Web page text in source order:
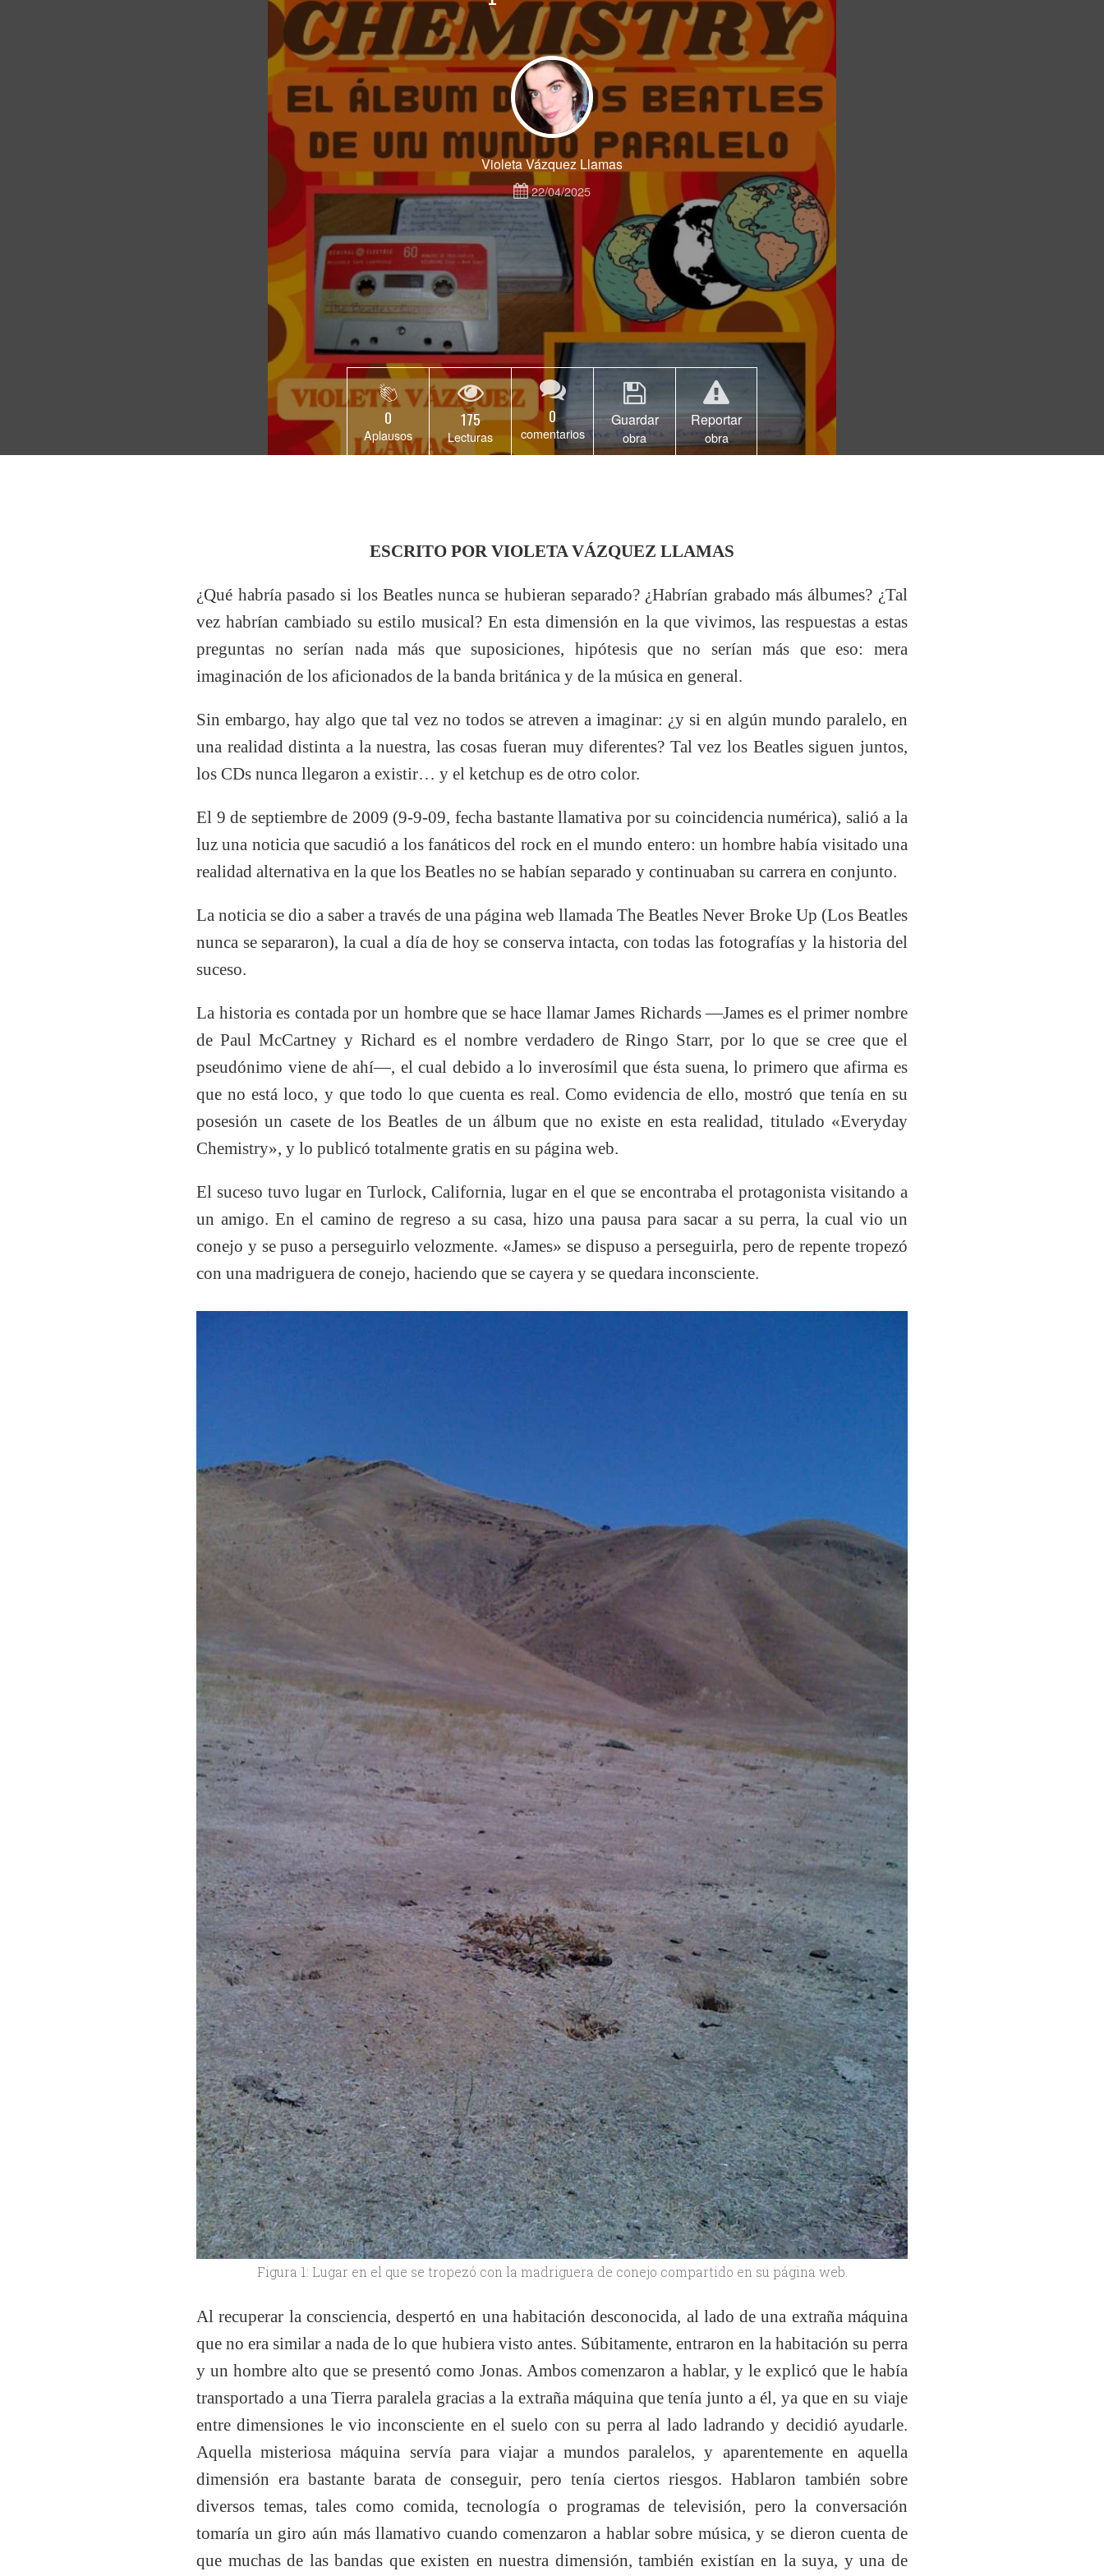
Violeta Vázquez Llamas
22/04/2025
0
Aplausos
175
Lecturas
0
comentarios
Guardar
obra
Reportar
obra
ESCRITO POR VIOLETA VÁZQUEZ LLAMAS
¿Qué habría pasado si los Beatles nunca se hubieran separado? ¿Habrían grabado más álbumes? ¿Tal
vez habrían cambiado su estilo musical? En esta dimensión en la que vivimos, las respuestas a estas
preguntas no serían nada más que suposiciones, hipótesis que no serían más que eso: mera
imaginación de los aficionados de la banda británica y de la música en general.
Sin embargo, hay algo que tal vez no todos se atreven a imaginar: ¿y si en algún mundo paralelo, en
una realidad distinta a la nuestra, las cosas fueran muy diferentes? Tal vez los Beatles siguen juntos,
los CDs nunca llegaron a existir… y el ketchup es de otro color.
El 9 de septiembre de 2009 (9-9-09, fecha bastante llamativa por su coincidencia numérica), salió a la
luz una noticia que sacudió a los fanáticos del rock en el mundo entero: un hombre había visitado una
realidad alternativa en la que los Beatles no se habían separado y continuaban su carrera en conjunto.
La noticia se dio a saber a través de una página web llamada The Beatles Never Broke Up (Los Beatles
nunca se separaron), la cual a día de hoy se conserva intacta, con todas las fotografías y la historia del
suceso.
La historia es contada por un hombre que se hace llamar James Richards —James es el primer nombre
de Paul McCartney y Richard es el nombre verdadero de Ringo Starr, por lo que se cree que el
pseudónimo viene de ahí—, el cual debido a lo inverosímil que ésta suena, lo primero que afirma es
que no está loco, y que todo lo que cuenta es real. Como evidencia de ello, mostró que tenía en su
posesión un casete de los Beatles de un álbum que no existe en esta realidad, titulado «Everyday
Chemistry», y lo publicó totalmente gratis en su página web.
El suceso tuvo lugar en Turlock, California, lugar en el que se encontraba el protagonista visitando a
un amigo. En el camino de regreso a su casa, hizo una pausa para sacar a su perra, la cual vio un
conejo y se puso a perseguirlo velozmente. «James» se dispuso a perseguirla, pero de repente tropezó
con una madriguera de conejo, haciendo que se cayera y se quedara inconsciente.
Figura 1: Lugar en el que se tropezó con la madriguera de conejo compartido en su página web.
Al recuperar la consciencia, despertó en una habitación desconocida, al lado de una extraña máquina
que no era similar a nada de lo que hubiera visto antes. Súbitamente, entraron en la habitación su perra
y un hombre alto que se presentó como Jonas. Ambos comenzaron a hablar, y le explicó que le había
transportado a una Tierra paralela gracias a la extraña máquina que tenía junto a él, ya que en su viaje
entre dimensiones le vio inconsciente en el suelo con su perra al lado ladrando y decidió ayudarle.
Aquella misteriosa máquina servía para viajar a mundos paralelos, y aparentemente en aquella
dimensión era bastante barata de conseguir, pero tenía ciertos riesgos. Hablaron también sobre
diversos temas, tales como comida, tecnología o programas de televisión, pero la conversación
tomaría un giro aún más llamativo cuando comenzaron a hablar sobre música, y se dieron cuenta de
que muchas de las bandas que existen en nuestra dimensión, también existían en la suya, y una de